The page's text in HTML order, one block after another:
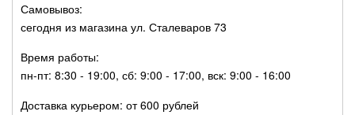
Самовывоз:
сегодня из магазина ул. Сталеваров 73
Время работы:
пн-пт: 8:30 - 19:00, сб: 9:00 - 17:00, вск: 9:00 - 16:00
Доставка курьером: от 600 рублей